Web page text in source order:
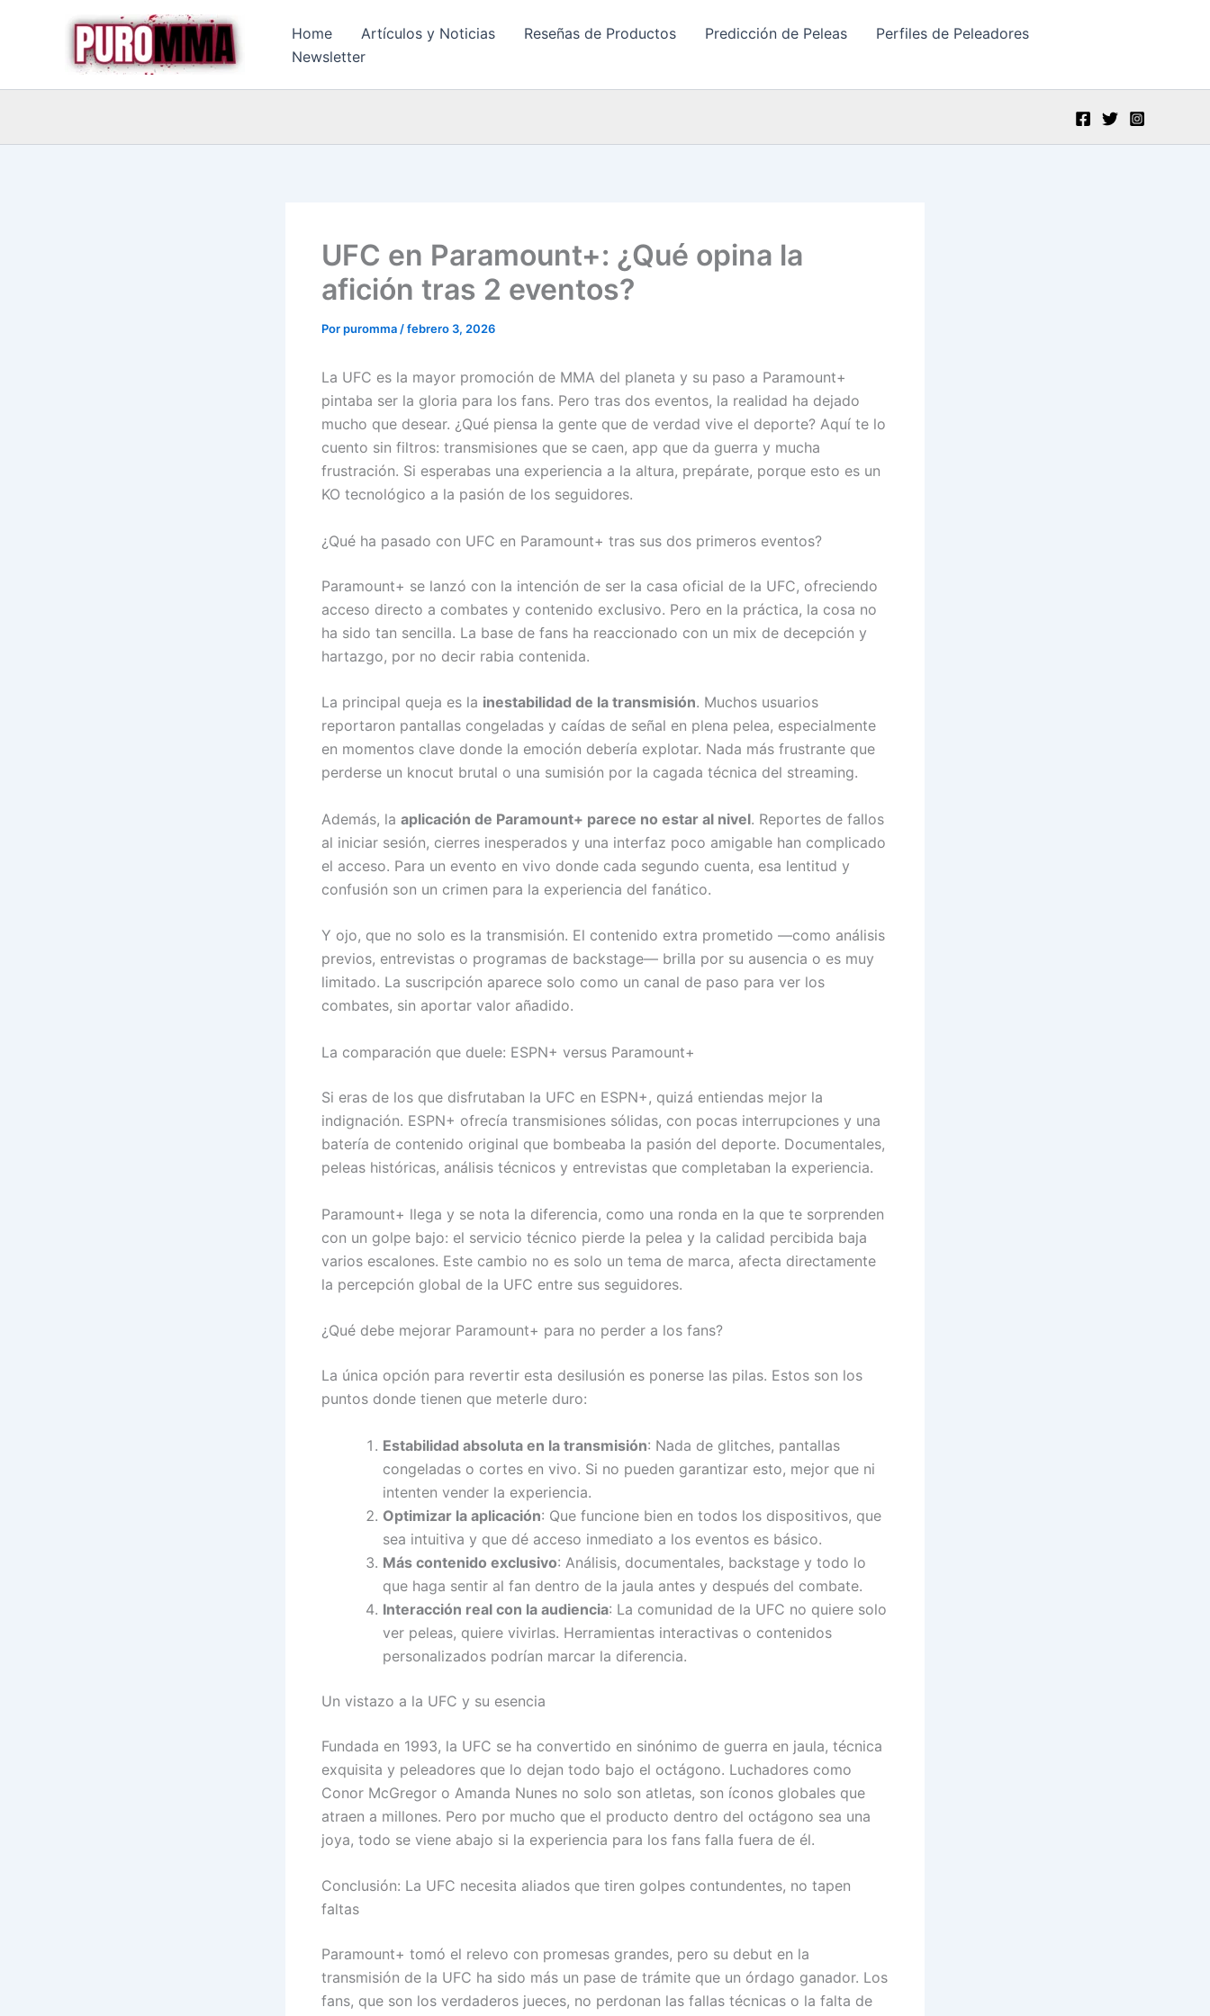
Home Artículos y Noticias Reseñas de Productos Predicción de Peleas
Perfiles de Peleadores
Newsletter
UFC en Paramount+: ¿Qué opina la
afición tras 2 eventos?
Porpuromma /febrero 3, 2026
La UFC es la mayor promoción de MMA del planeta y su paso a Paramount+
pintaba ser la gloria para los fans. Pero tras dos eventos, la realidad ha dejado
mucho que desear. ¿Qué piensa la gente que de verdad vive el deporte? Aquí te lo
cuento sin filtros: transmisiones que se caen, app que da guerra y mucha
frustración. Si esperabas una experiencia a la altura, prepárate, porque esto es un
KO tecnológico a la pasión de los seguidores.
¿Qué ha pasado con UFC en Paramount+ tras sus dos primeros eventos?
Paramount+ se lanzó con la intención de ser la casa oficial de la UFC, ofreciendo
acceso directo a combates y contenido exclusivo. Pero en la práctica, la cosa no
ha sido tan sencilla. La base de fans ha reaccionado con un mix de decepción y
hartazgo, por no decir rabia contenida.
La principal queja es la inestabilidad de la transmisión. Muchos usuarios
reportaron pantallas congeladas y caídas de señal en plena pelea, especialmente
en momentos clave donde la emoción debería explotar. Nada más frustrante que
perderse un knocut brutal o una sumisión por la cagada técnica del streaming.
Además, la aplicación de Paramount+ parece no estar al nivel. Reportes de fallos
al iniciar sesión, cierres inesperados y una interfaz poco amigable han complicado
el acceso. Para un evento en vivo donde cada segundo cuenta, esa lentitud y
confusión son un crimen para la experiencia del fanático.
Y ojo, que no solo es la transmisión. El contenido extra prometido —como análisis
previos, entrevistas o programas de backstage— brilla por su ausencia o es muy
limitado. La suscripción aparece solo como un canal de paso para ver los
combates, sin aportar valor añadido.
La comparación que duele: ESPN+ versus Paramount+
Si eras de los que disfrutaban la UFC en ESPN+, quizá entiendas mejor la
indignación. ESPN+ ofrecía transmisiones sólidas, con pocas interrupciones y una
batería de contenido original que bombeaba la pasión del deporte. Documentales,
peleas históricas, análisis técnicos y entrevistas que completaban la experiencia.
Paramount+ llega y se nota la diferencia, como una ronda en la que te sorprenden
con un golpe bajo: el servicio técnico pierde la pelea y la calidad percibida baja
varios escalones. Este cambio no es solo un tema de marca, afecta directamente
la percepción global de la UFC entre sus seguidores.
¿Qué debe mejorar Paramount+ para no perder a los fans?
La única opción para revertir esta desilusión es ponerse las pilas. Estos son los
puntos donde tienen que meterle duro:
Estabilidad absoluta en la transmisión: Nada de glitches, pantallas
congeladas o cortes en vivo. Si no pueden garantizar esto, mejor que ni
intenten vender la experiencia.
Optimizar la aplicación: Que funcione bien en todos los dispositivos, que
sea intuitiva y que dé acceso inmediato a los eventos es básico.
Más contenido exclusivo: Análisis, documentales, backstage y todo lo
que haga sentir al fan dentro de la jaula antes y después del combate.
Interacción real con la audiencia: La comunidad de la UFC no quiere solo
ver peleas, quiere vivirlas. Herramientas interactivas o contenidos
personalizados podrían marcar la diferencia.
Un vistazo a la UFC y su esencia
Fundada en 1993, la UFC se ha convertido en sinónimo de guerra en jaula, técnica
exquisita y peleadores que lo dejan todo bajo el octágono. Luchadores como
Conor McGregor o Amanda Nunes no solo son atletas, son íconos globales que
atraen a millones. Pero por mucho que el producto dentro del octágono sea una
joya, todo se viene abajo si la experiencia para los fans falla fuera de él.
Conclusión: La UFC necesita aliados que tiren golpes contundentes, no tapen
faltas
Paramount+ tomó el relevo con promesas grandes, pero su debut en la
transmisión de la UFC ha sido más un pase de trámite que un órdago ganador. Los
fans, que son los verdaderos jueces, no perdonan las fallas técnicas o la falta de